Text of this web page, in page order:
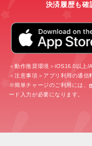
決済履歴も確
＜動作推奨環境＞iOS16.0以上/
＜注意事項＞アプリ利用の通信
※簡単チャージのご利用には、
ード入力が必要になります。